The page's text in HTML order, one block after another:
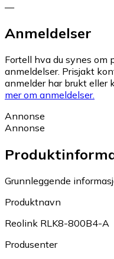
—
Anmeldelser
Fortell hva du synes om
anmeldelser. Prisjakt
anmelder har brukt eller
mer om anmeldelser.
Annonse
Annonse
Grunnleggende
Produktnavn
Reolink RLK8-800B4-A
Produsenter